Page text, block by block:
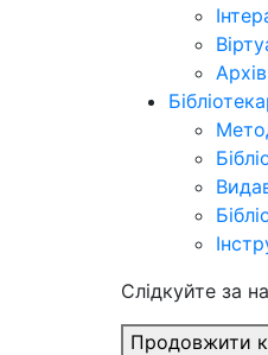
Архів
Cлідкуйте за
Продовжити